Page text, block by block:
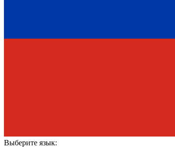
Выберите язык: